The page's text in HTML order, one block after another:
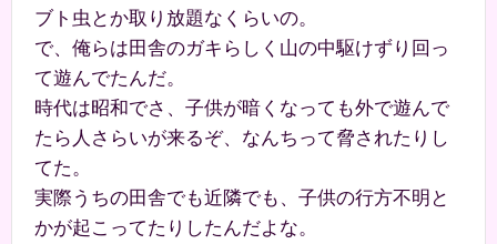
ブト虫とか取り放題なくらいの。
で、俺らは田舎のガキらしく山の中駆けずり回っ
て遊んでたんだ。
時代は昭和でさ、子供が暗くなっても外で遊んで
たら人さらいが来るぞ、なんちって脅されたりし
てた。
実際うちの田舎でも近隣でも、子供の行方不明と
かが起こってたりしたんだよな。